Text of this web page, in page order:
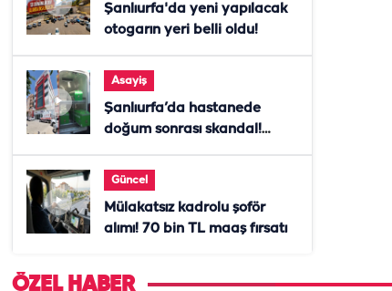
Şanlıurfa'da yeni yapılacak
otogarın yeri belli oldu!
Asayiş
Şanlıurfa’da hastanede
doğum sonrası skandal!
Güncel
Mülakatsız kadrolu şoför
alımı! 70 bin TL maaş fırsatı
ÖZEL HABER